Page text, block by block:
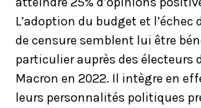
L’adoption du budget et l’échec
de censure semblent lui être
particulier auprès des électeurs
Macron en 2022. Il intègre en
leurs personnalités politiques